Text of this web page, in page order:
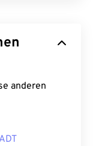
anderen